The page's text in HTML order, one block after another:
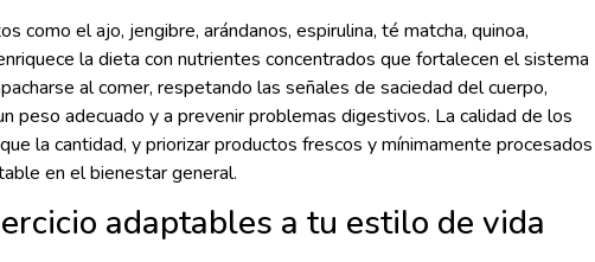
como el ajo, jengibre, arándanos, espirulina, té matcha, quinoa,
la dieta con nutrientes concentrados que fortalecen el sistema
al comer, respetando las señales de saciedad del cuerpo,
peso adecuado y a prevenir problemas digestivos. La calidad de los
la cantidad, y priorizar productos frescos y mínimamente procesados
en el bienestar general.
adaptables a tu estilo de vida